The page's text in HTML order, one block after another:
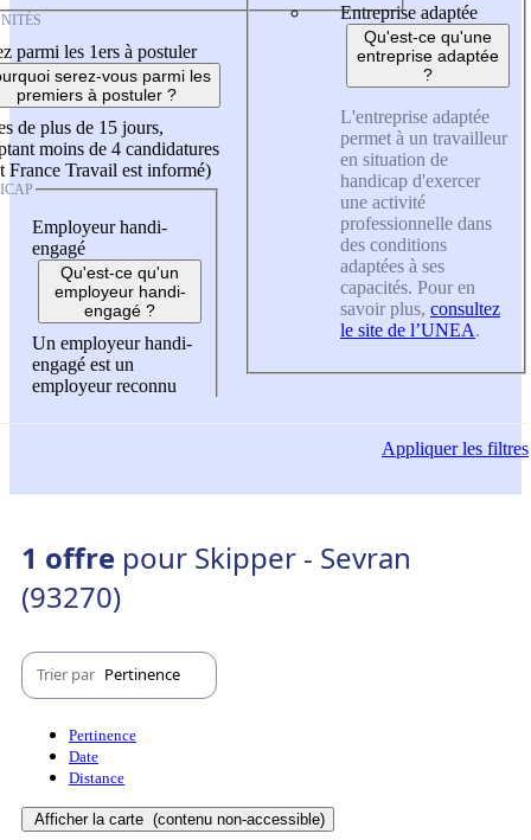
parmi les 1ers à postuler
serez-vous parmi les
premiers à postuler ?
de plus de 15 jours,
moins de 4 candidatures
France Travail est informé)
Employeur handi-
engagé
Qu'est-ce qu'un
employeur handi-
engagé ?
Un employeur handi-
engagé est un
employeur reconnu
Entreprise adaptée
Qu'est-ce qu'une
entreprise adaptée
?
L'entreprise adaptée
permet à un travailleur
en situation de
handicap d'exercer
une activité
professionnelle dans
des conditions
adaptées à ses
capacités. Pour en
savoir plus, consultez
le site de l’UNEA.
Appliquerles filtres
1 offre pour Skipper - Sevran
(93270)
Trier par Pertinence
Pertinence
Date
Distance
Afficher la carte (contenu non-accessible)